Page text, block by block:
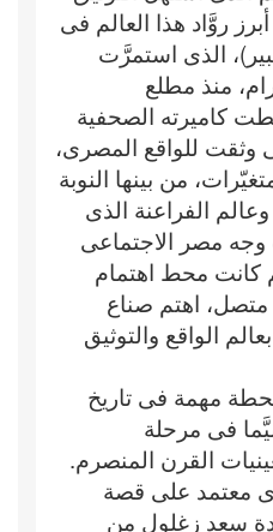
روَّاد هذا العالم فى
الذى استمرَّت
منذ مطلع
كاميرته الصحفية
وثقت للواقع المصرى،
من بينها النوبة
الفراعنة الذى
وجه مصر الاجتماعى
كانت محط اهتمام
اهتم صناع
الواقع والتوثيق
مهمة فى تاريخ
فى مرحلة
القرن المنصرم.
معتمد على قصة
سعد زغلول من